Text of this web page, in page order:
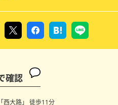
確認
西大路」 徒歩11分